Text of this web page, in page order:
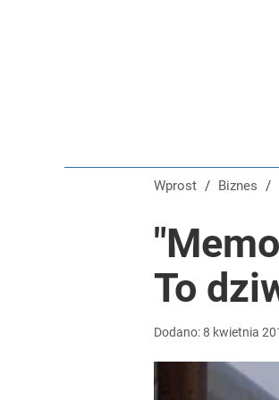
dodaj
Tajemnica paragonów grozy.
Wprost / Biznes /
To
Dodano:8 kwietnia